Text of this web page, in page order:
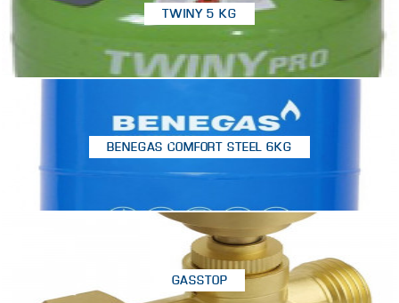
TWINY 5 KG
BENEGAS COMFORT STEEL 6KG
GASSTOP